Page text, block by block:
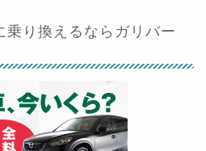
乗り換えるならガリバー